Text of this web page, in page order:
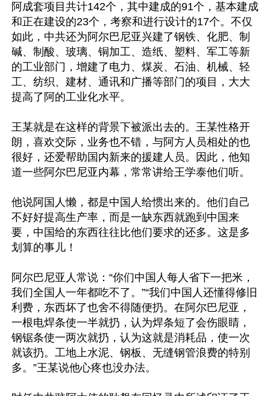
阿成套项目共计142个，其中建成的91个，基本建成
和正在建设的23个，考察和进行设计的17个。不仅
如此，中共还为阿尔巴尼亚兴建了钢铁、化肥、制
碱、制酸、玻璃、铜加工、造纸、塑料、军工等新
的工业部门，增建了电力、煤炭、石油、机械、轻
工、纺织、建材、通讯和广播等部门的项目，大大
提高了阿的工业化水平。
王某就是在这样的背景下被派出去的。王某性格开
朗，喜欢交际，业务也不错，与阿方人员相处的也
很好，还爱帮助国内新来的援建人员。因此，他知
道一些阿尔巴尼亚内幕，常常讲给王学泰他们听。
他说阿国人懒，都是中国人给惯出来的。他们自己
不好好提高生产率，而是一缺东西就跑到中国来
要，中国给的东西往往比他们要求的还多。这是多
划算的事儿！
阿尔巴尼亚人常说：“你们中国人每人省下一把米，
我们全国人一年都吃不了。”“我们中国人还懂得修旧
利费，东西坏了也舍不得随便扔。在阿尔巴尼亚，
一根电焊条使一半就扔，认为焊条短了会伤眼睛，
钢锯条使一两次就扔，认为这就是消耗品，使一次
就该扔。工地上水泥、钢板、无缝钢管浪费的特别
多。”王某说他心疼也没办法。